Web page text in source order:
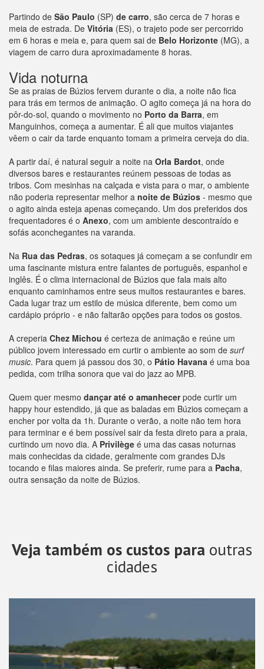
Partindo de São Paulo (SP) de carro, são cerca de 7 horas e
meia de estrada. De Vitória (ES), o trajeto pode ser percorrido
em 6 horas e meia e, para quem sai de Belo Horizonte (MG), a
viagem de carro dura aproximadamente 8 horas.
Vida noturna
Se as praias de Búzios fervem durante o dia, a noite não fica
para trás em termos de animação. O agito começa já na hora do
pôr-do-sol, quando o movimento no Porto da Barra, em
Manguinhos, começa a aumentar. É ali que muitos viajantes
vêem o cair da tarde enquanto tomam a primeira cerveja do dia.
A partir daí, é natural seguir a noite na Orla Bardot, onde
diversos bares e restaurantes reúnem pessoas de todas as
tribos. Com mesinhas na calçada e vista para o mar, o ambiente
não poderia representar melhor a noite de Búzios - mesmo que
o agito ainda esteja apenas começando. Um dos preferidos dos
frequentadores é o Anexo, com um ambiente descontraído e
sofás aconchegantes na varanda.
Na Rua das Pedras, os sotaques já começam a se confundir em
uma fascinante mistura entre falantes de português, espanhol e
inglês. É o clima internacional de Búzios que fala mais alto
enquanto caminhamos entre seus muitos restaurantes e bares.
Cada lugar traz um estilo de música diferente, bem como um
cardápio próprio - e não faltarão opções para todos os gostos.
A creperia Chez Michou é certeza de animação e reúne um
público jovem interessado em curtir o ambiente ao som de surf
music. Para quem já passou dos 30, o Pátio Havana é uma boa
pedida, com trilha sonora que vai do jazz ao MPB.
Quem quer mesmo dançar até o amanhecerpode curtir um
happy hour estendido, já que as baladas em Búzios começam a
encher por volta da 1h. Durante o verão, a noite não tem hora
para terminar e é bem possível sair da festa direto para a praia,
curtindo um novo dia. A Privilège é uma das casas noturnas
mais conhecidas da cidade, geralmente com grandes DJs
tocando e filas maiores ainda. Se preferir, rume para a Pacha,
outra sensação da noite de Búzios.
Veja também os custos para outras
cidades